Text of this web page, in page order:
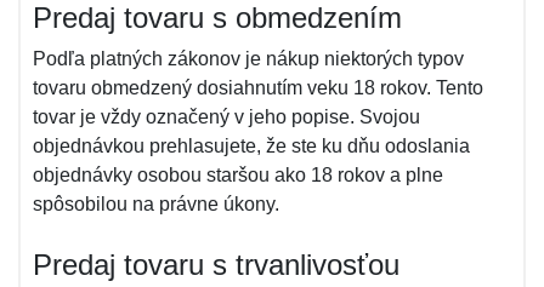
Predaj tovaru s obmedzením
Podľa platných zákonov je nákup niektorých typov
tovaru obmedzený dosiahnutím veku 18 rokov. Tento
tovar je vždy označený v jeho popise. Svojou
objednávkou prehlasujete, že ste ku dňu odoslania
objednávky osobou staršou ako 18 rokov a plne
spôsobilou na právne úkony.
Predaj tovaru s trvanlivosťou